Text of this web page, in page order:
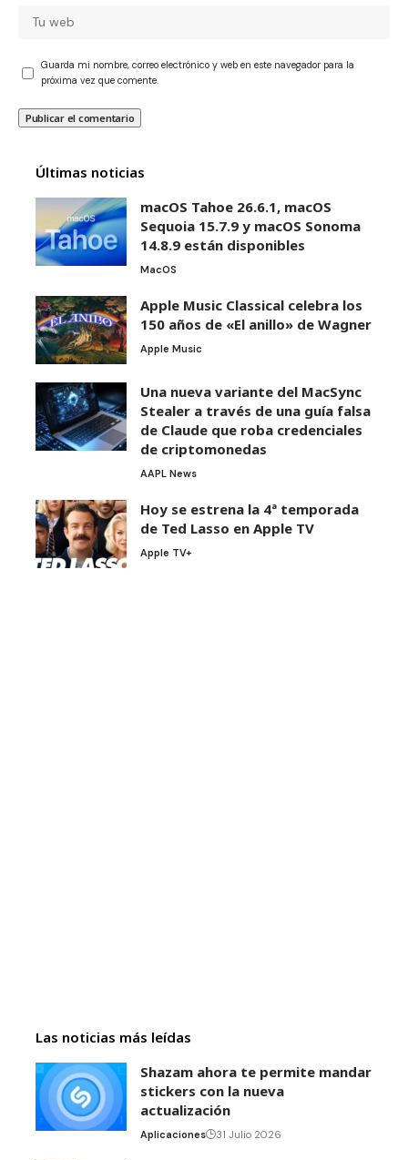
Guarda mi nombre, correo electrónico y web en este navegador para la
próxima vez que comente.
Últimas noticias
macOS Tahoe 26.6.1, macOS
Sequoia 15.7.9 y macOS Sonoma
14.8.9 están disponibles
MacOS
Apple Music Classical celebra los
150 años de «El anillo» de Wagner
Apple Music
Una nueva variante del MacSync
Stealer a través de una guía falsa
de Claude que roba credenciales
de criptomonedas
AAPL News
Hoy se estrena la 4ª temporada
de Ted Lasso en Apple TV
Apple TV+
Las noticias más leídas
Shazam ahora te permite mandar
stickers con la nueva
actualización
Aplicaciones 31 Julio 2026